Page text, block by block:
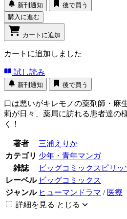
新刊通知
後で買う
購入に進む
カートに追加
カートに追加しました
試し読み
新刊通知 後で買う
口は悪いがキレモノの薬剤師・麻
莉が日々、薬局に訪れる患者達の
く！
著者
三浦えりか
カテゴリ 少年・青年マンガ
雑誌
ビッグコミックスピリッ
レーベル ビッグコミックス
ジャンル ヒューマンドラマ / 医療
詳細を見る とじる